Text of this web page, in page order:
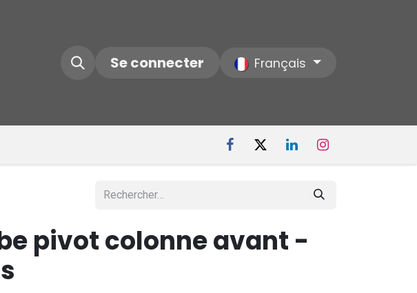
Contactez-nous Notre Société
Se connecter Français
pivot colonne avant -